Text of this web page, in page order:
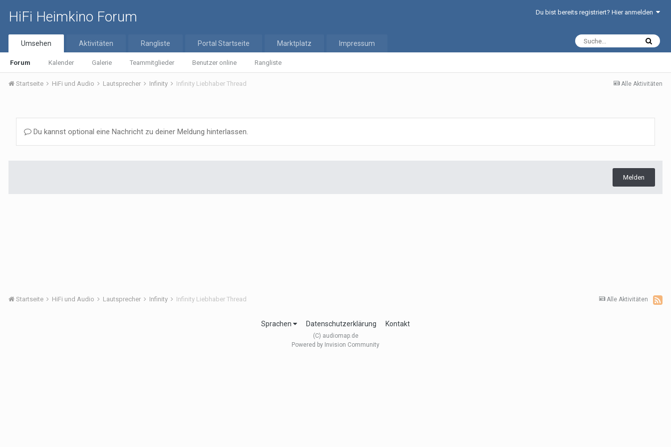
HiFi Heimkino Forum Du bist bereits registriert? Hier anmelden
Umsehen
Forum Kalender Galerie Teammitglieder Benutzer online Rangliste
Aktivitäten Rangliste Portal Startseite Marktplatz Impressum
Alle Aktivitäten
Startseite HiFi und Audio Lautsprecher Infinity Infinity Liebhaber Thread
Du kannst optional eine Nachricht zu deiner Meldung hinterlassen.
Melden
Alle Aktivitäten
Startseite HiFi und Audio Lautsprecher Infinity Infinity Liebhaber Thread
Sprachen Datenschutzerklärung Kontakt
(C) audiomap.de
Powered by Invision Community